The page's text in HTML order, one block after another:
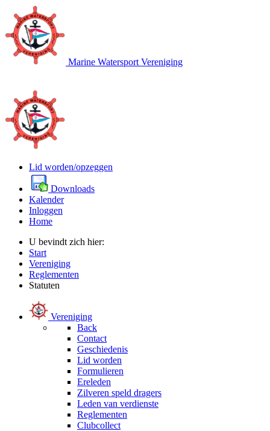
Marine Watersport Vereniging
Lid worden/opzeggen
Downloads
Kalender
Inloggen
Home
U bevindt zich hier:
Start
Vereniging
Reglementen
Statuten
Vereniging
Back
Contact
Geschiedenis
Lid worden
Formulieren
Ereleden
Zilveren speld dragers
Leden van verdienste
Reglementen
Clubcollect